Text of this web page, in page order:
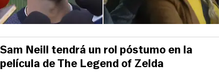
Sam Neill tendrá un rol póstumo en la
película de The Legend of Zelda